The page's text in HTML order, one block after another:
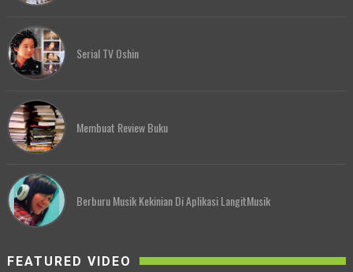
Serial TV Oshin
Membuat Review Buku
Berburu Musik Kekinian Di Aplikasi LangitMusik
FEATURED VIDEO